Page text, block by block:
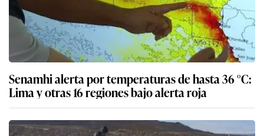
Senamhi alerta por temperaturas de hasta 36 °C:
Lima y otras 16 regiones bajo alerta roja